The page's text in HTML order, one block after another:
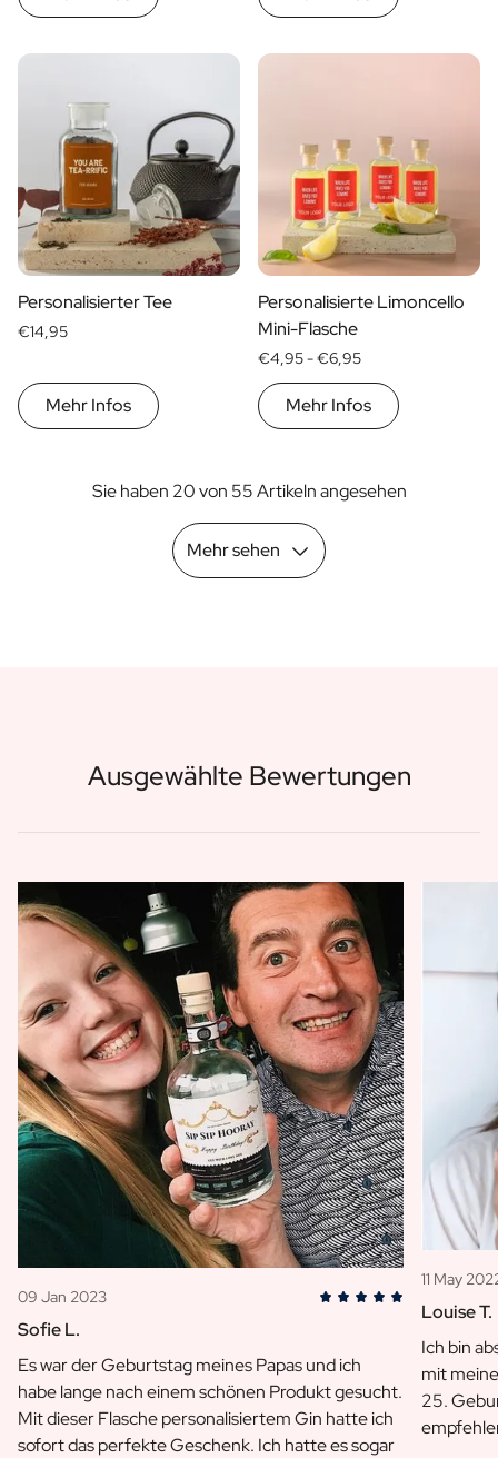
Personalisierter Tee
€14,95
Mehr Infos
Personalisierte Limoncello
Mini-Flasche
€4,95 -€6,95
Mehr Infos
Sie haben 20 von 55 Artikeln angesehen
Mehr sehen
Ausgewählte Bewertungen
09 Jan 2023
Sofie L.
Es war der Geburtstag meines Papas und ich
habe lange nach einem schönen Produkt gesucht.
Mit dieser Flasche personalisiertem Gin hatte ich
sofort das perfekte Geschenk. Ich hatte es sogar
11 May
Louise T.
Ich bin
mit
25.